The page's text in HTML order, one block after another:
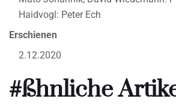
Haidvogl: Peter Ech
Erschienen
2.12.2020
#ßhnliche